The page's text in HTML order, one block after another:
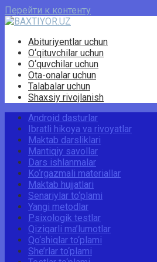
Перейти к контенту
Abituriyentlar uchun
O‘qituvchilar uchun
O‘quvchilar uchun
Ota-onalar uchun
Talabalar uchun
Shaxsiy rivojlanish
Android dasturlar
Ibratli hikoya va rivoyatlar
Maktab darsliklari
Mantiqiy savollar
Dars ishlanmalar
Ko‘rgazmali materiallar
Maktab hujjatlari
Senariylar to‘plami
Yangi metodlar
Psixologik testlar
Qiziqarli ma’lumotlar
Qo‘shiqlar to‘plami
She’rlar to‘plami